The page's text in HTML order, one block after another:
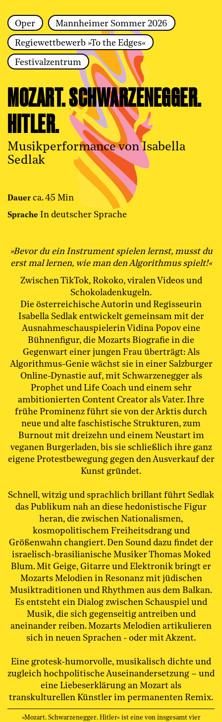
Zur Hauptnavigation springen
Zum Hauptinhalt springen Zum Footer springen
Oper Mannheimer Sommer 2026
Regiewettbewerb »To the Edges«
Festivalzentrum
MOZART. SCHWARZENEGGER.
HITLER.
Musikperformance von Isabella
Sedlak
Dauer ca. 45 Min
Sprache In deutscher Sprache
»Bevor du ein Instrument spielen lernst, musst du
erst mal lernen, wie man den Algorithmus spielt!«
Zwischen TikTok, Rokoko, viralen Videos und
Schokoladenkugeln.
Die österreichische Autorin und Regisseurin
Isabella Sedlak entwickelt gemeinsam mit der
Ausnahmeschauspielerin Vidina Popov eine
Bühnenfigur, die Mozarts Biografie in die
Gegenwart einer jungen Frau überträgt: Als
Algorithmus-Genie wächst sie in einer Salzburger
Online-Dynastie auf, mit Schwarzenegger als
Prophet und Life Coach und einem sehr
ambitionierten Content Creator als Vater. Ihre
frühe Prominenz führt sie von der Arktis durch
neue und alte faschistische Strukturen, zum
Burnout mit dreizehn und einem Neustart im
veganen Burgerladen, bis sie schließlich ihre ganz
eigene Protestbewegung gegen den Ausverkauf der
Kunst gründet.
Schnell, witzig und sprachlich brillant führt Sedlak
das Publikum nah an diese hedonistische Figur
heran, die zwischen Nationalismen,
kosmopolitischem Freiheitsdrang und
Größenwahn changiert. Den Sound dazu findet der
israelisch-brasilianische Musiker Thomas Moked
Blum. Mit Geige, Gitarre und Elektronik bringt er
Mozarts Melodien in Resonanz mit jüdischen
Musiktraditionen und Rhythmen aus dem Balkan.
Es entsteht ein Dialog zwischen Schauspiel und
Musik, die sich gegenseitig antreiben und
aneinander reiben. Mozarts Melodien artikulieren
sich in neuen Sprachen - oder mit Akzent.
Eine grotesk-humorvolle, musikalisch dichte und
zugleich hochpolitische Auseinandersetzung – und
eine Liebeserklärung an Mozart als
transkulturellen Künstler im permanenten Remix.
»Mozart. Schwarzenegger. Hitler« ist eine von insgesamt vier